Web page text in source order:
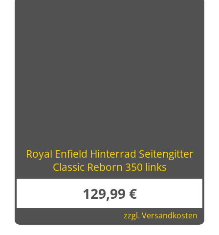
Royal Enfield Hinterrad Seitengitter
Classic Reborn 350 links
129,99 €
zzgl. Versandkosten